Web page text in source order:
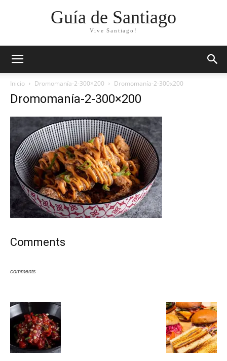
Guía de Santiago
Vive Santiago!
Inicio Dromomanía-2-300×200 Dromomanía-2-300x200
Dromomanía-2-300×200
Comments
comments